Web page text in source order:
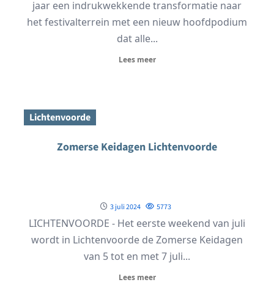
jaar een indrukwekkende transformatie naar
het festivalterrein met een nieuw hoofdpodium
dat alle...
Lees meer
Lichtenvoorde
Zomerse Keidagen Lichtenvoorde
3 juli 2024 5773
LICHTENVOORDE - Het eerste weekend van juli
wordt in Lichtenvoorde de Zomerse Keidagen
van 5 tot en met 7 juli...
Lees meer